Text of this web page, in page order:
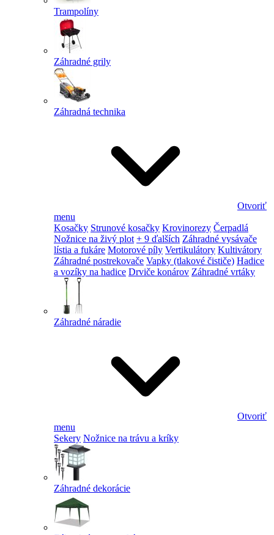
Trampolíny
Záhradné grily
Záhradná technika
Otvoriť
menu
Kosačky Strunové kosačky Krovinorezy Čerpadlá
Nožnice na živý plot + 9 ďalších Záhradné vysávače
lístia a fukáre Motorové píly Vertikulátory Kultivátory
Záhradné postrekovače Vapky (tlakové čističe) Hadice
a vozíky na hadice Drviče konárov Záhradné vrtáky
Záhradné náradie
Otvoriť
menu
Sekery Nožnice na trávu a kríky
Záhradné dekorácie